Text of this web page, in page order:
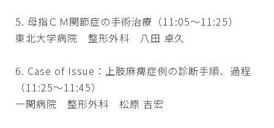
5. 母指ＣＭ関節症の手術治療（11:05～11:25）
東北大学病院 整形外科 八田 卓久
6. Case of Issue：上肢麻痺症例の診断手順、過程
（11:25～11:45）
一関病院 整形外科 松原 吉宏